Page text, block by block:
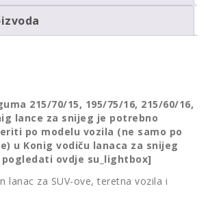
215/70/15, 195/75/16, 215/60/16,
lance za snijeg je potrebno
po modelu vozila (ne samo po
u Konig vodiču lanaca za snijeg
ovdje su_lightbox]
lanac za SUV-ove, teretna vozila i